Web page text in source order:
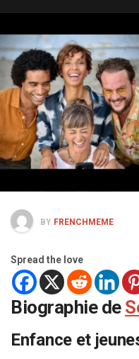
BY FRENCHMEME
Spread the love
Biographie de
Enfance et